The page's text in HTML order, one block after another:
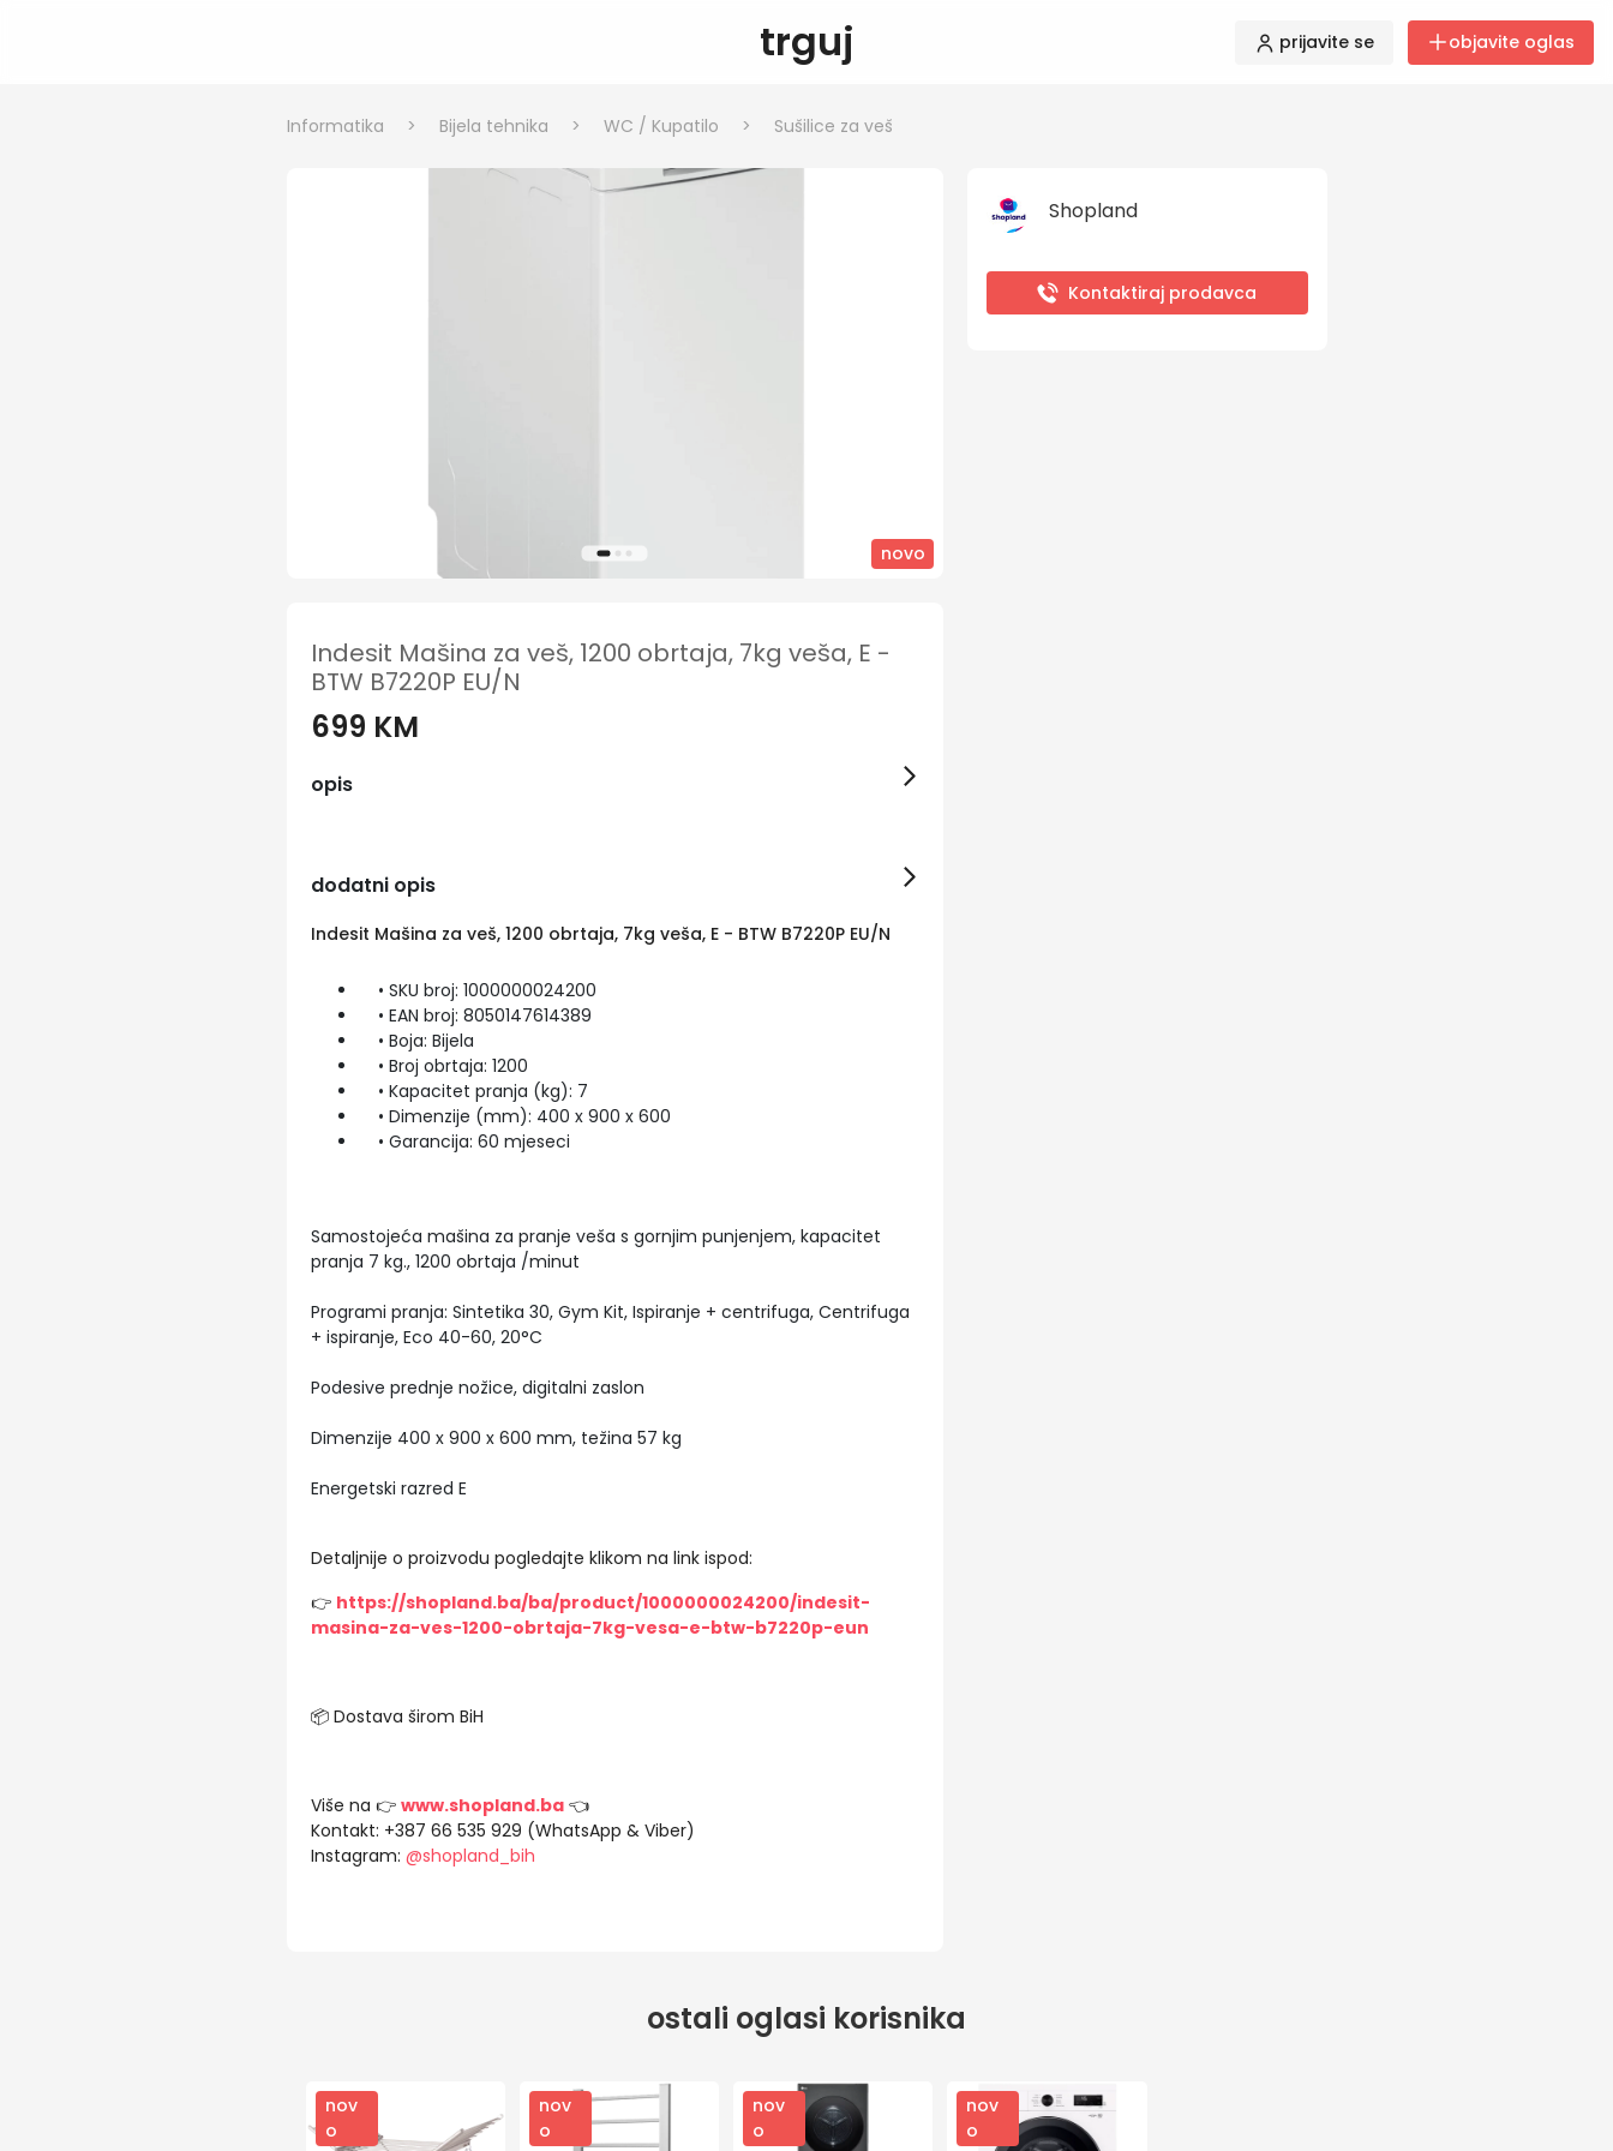
trguj prijavite se objavite oglas
Informatika > Bijela tehnika > WC / Kupatilo > Sušilice za veš
novo
Indesit Mašina za veš, 1200 obrtaja, 7kg veša, E -
BTW B7220P EU/N
699 KM
opis
dodatni opis
Indesit Mašina za veš, 1200 obrtaja, 7kg veša, E - BTW B7220P EU/N
• SKU broj: 1000000024200
• EAN broj: 8050147614389
• Boja: Bijela
• Broj obrtaja: 1200
• Kapacitet pranja (kg): 7
• Dimenzije (mm): 400 x 900 x 600
• Garancija: 60 mjeseci
Samostojeća mašina za pranje veša s gornjim punjenjem, kapacitet
pranja 7 kg., 1200 obrtaja /minut
Programi pranja: Sintetika 30, Gym Kit, Ispiranje + centrifuga, Centrifuga
+ ispiranje, Eco 40-60, 20°C
Podesive prednje nožice, digitalni zaslon
Dimenzije 400 x 900 x 600 mm, težina 57 kg
Energetski razred E
Detaljnije o proizvodu pogledajte klikom na link ispod:
👉 https://shopland.ba/ba/product/1000000024200/indesit-
masina-za-ves-1200-obrtaja-7kg-vesa-e-btw-b7220p-eun
📦 Dostava širom BiH
Više na 👉 www.shopland.ba👈
Kontakt: +387 66 535 929 (WhatsApp & Viber)
Instagram: @shopland_bih
Shopland
Kontaktiraj prodavca
ostali oglasi korisnika
nov
o
nov
o
nov
o
nov
o